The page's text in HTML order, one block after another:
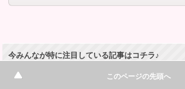
今みんなが特に注目している記事はコチラ♪
このページの先頭へ